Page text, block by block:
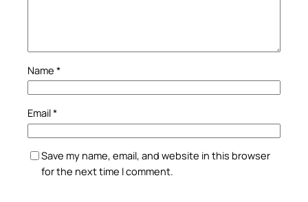
Name *
Email*
Save my name, email, and website in this browser
for the next time I comment.